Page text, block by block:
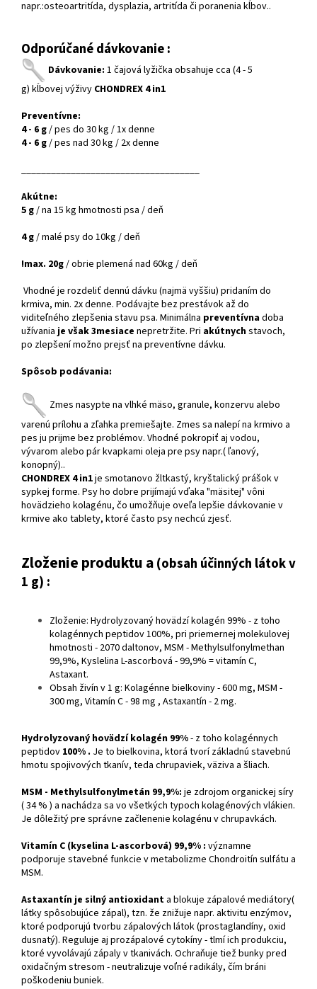
napr.:osteoartritída, dysplazia, artritída či poranenia kĺbov..
Odporúčané dávkovanie :
Dávkovanie: 1 čajová lyžička obsahuje cca (4 - 5
g) kĺbovej výživy CHONDREX 4 in1
Preventívne:
4 - 6 g/ pes do 30 kg / 1x denne
4 - 6 g/ pes nad 30 kg / 2x denne
____________________________________
Akútne:
5 g/ na 15 kg hmotnosti psa / deň
4 g/ malé psy do 10kg / deň
!max. 20g/ obrie plemená nad 60kg / deň
Vhodné je rozdeliť dennú dávku (najmä vyššiu) pridaním do
krmiva, min. 2x denne. Podávajte bez prestávok až do
viditeľného zlepšenia stavu psa. Minimálna preventívnadoba
užívaniaje však 3mesiace nepretržite. Pri akútnychstavoch,
po zlepšení možno prejsť na preventívne dávku.
Spôsob podávania:
Zmes nasypte na vlhké mäso, granule, konzervu alebo
varenú prílohu a zľahka premiešajte. Zmes sa nalepí na krmivo a
pes ju prijme bez problémov. Vhodné pokropiť aj vodou,
vývarom alebo pár kvapkami oleja pre psynapr.( ľanový,
konopný)..
CHONDREX 4 in1je smotanovo žltkastý, kryštalický prášok v
sypkej forme. Psy ho dobre prijímajú vďaka "mäsitej" vôni
hovädzieho kolagénu, čo umožňuje oveľa lepšie dávkovanie v
krmive ako tablety, ktoré často psy nechcú zjesť.
Zloženie produktu a(obsah účinných látok v
1 g) :
Zloženie: Hydrolyzovaný hovädzí kolagén 99% - z toho
kolagénnych peptidov 100%, pri priemernej molekulovej
hmotnosti - 2070 daltonov, MSM - Methylsulfonylmethan
99,9%, Kyslelina L-ascorbová - 99,9% = vitamín C,
Astaxant.
Obsah živín v 1 g: Kolagénne bielkoviny - 600 mg, MSM -
300 mg, Vitamín C - 98 mg , Astaxantín - 2 mg.
Hydrolyzovaný hovädzí kolagén 99%- z toho kolagénnych
peptidov 100% . Je to bielkovina, ktorá tvorí základnú stavebnú
hmotu spojivových tkanív, teda chrupaviek, väziva a šliach.
MSM - Methylsulfonylmetán 99,9%: je zdrojom organickej síry
( 34 % ) a nachádza sa vo všetkých typoch kolagénových vlákien.
Je dôležitý pre správne začlenenie kolagénu v chrupavkách.
Vitamín C (kyselina L-ascorbová) 99,9% : významne
podporuje stavebné funkcie v metabolizme Chondroitín sulfátu a
MSM.
Astaxantín je silný antioxidant a blokuje zápalové mediátory(
látky spôsobujúce zápal), tzn. že znižuje napr. aktivitu enzýmov,
ktoré podporujú tvorbu zápalových látok (prostaglandíny, oxid
dusnatý). Reguluje aj prozápalové cytokíny - tlmí ich produkciu,
ktoré vyvolávajú zápaly v tkanivách. Ochraňuje tiež bunky pred
oxidačným stresom - neutralizuje voľné radikály, čím bráni
poškodeniu buniek.